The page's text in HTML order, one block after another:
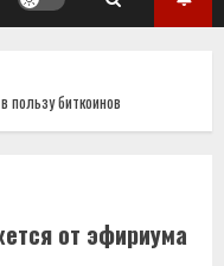
пользу биткоинов
от эфириума